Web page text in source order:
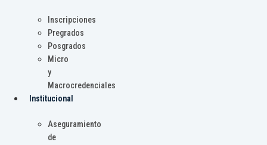
Inscripciones
Pregrados
Posgrados
Micro
y
Macrocredenciales
Institucional
Aseguramiento
de